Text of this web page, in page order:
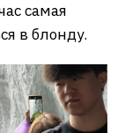
самая
в блонду.